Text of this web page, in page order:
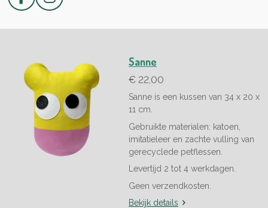
c
o
o
s
g
a
m
Sanne
€ 22,00
Sanne is een kussen van 34 x 20 x
11 cm.
Gebruikte materialen: katoen,
imitatieleer en zachte vulling van
gerecyclede petflessen.
Levertijd 2 tot 4 werkdagen.
Geen verzendkosten.
Bekijk details